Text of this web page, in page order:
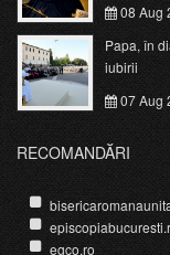
08 Aug
Papa, în
iubirii
07 Aug
RECOMANDĂRI
egco.ro